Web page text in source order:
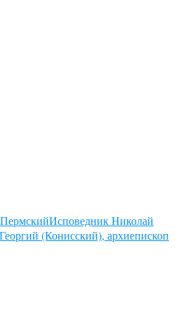
Исповедник Николай
(Конисский), архиепископ